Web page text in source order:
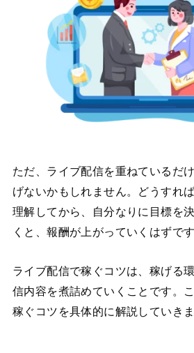
ただ、ライブ配信を重ねているだ
げないかもしれません。どうすれ
理解してから、自分なりに目標を
くと、報酬が上がっていくはずです
ライブ配信で稼ぐコツは、稼げる
信内容を煮詰めていくことです。
稼ぐコツを具体的に解説していきま